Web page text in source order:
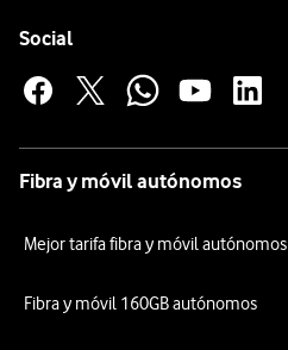
Social
Fibra y móvil autónomos
Mejor tarifa fibra y móvil autónomos
Fibra y móvil 160GB autónomos